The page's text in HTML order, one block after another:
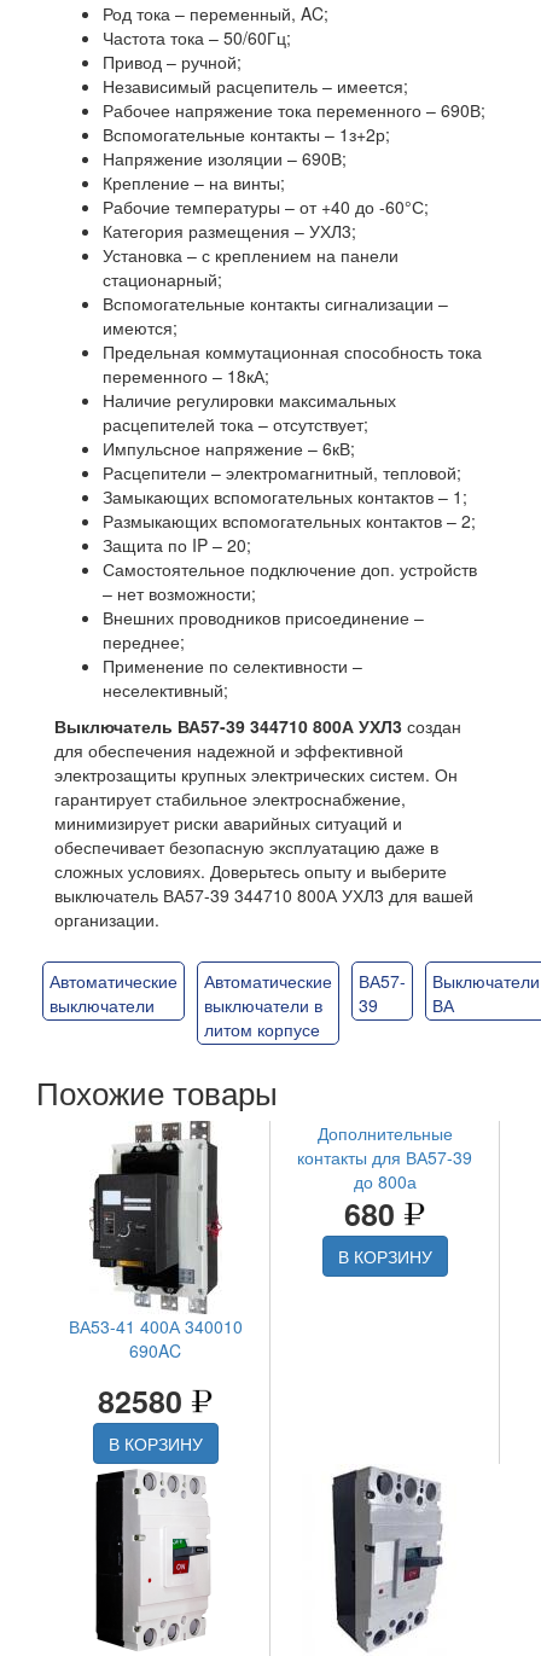
Род тока – переменный, AC;
Частота тока – 50/60Гц;
Привод – ручной;
Независимый расцепитель – имеется;
Рабочее напряжение тока переменного – 690В;
Вспомогательные контакты – 1з+2р;
Напряжение изоляции – 690В;
Крепление – на винты;
Рабочие температуры – от +40 до -60°С;
Категория размещения – УХЛ3;
Установка – с креплением на панели
стационарный;
Вспомогательные контакты сигнализации –
имеются;
Предельная коммутационная способность тока
переменного – 18кА;
Наличие регулировки максимальных
расцепителей тока – отсутствует;
Импульсное напряжение – 6кВ;
Расцепители – электромагнитный, тепловой;
Замыкающих вспомогательных контактов – 1;
Размыкающих вспомогательных контактов – 2;
Защита по IP – 20;
Самостоятельное подключение доп. устройств
– нет возможности;
Внешних проводников присоединение –
переднее;
Применение по селективности –
неселективный;
Выключатель ВА57-39 344710 800А УХЛ3 создан
для обеспечения надежной и эффективной
электрозащиты крупных электрических систем. Он
гарантирует стабильное электроснабжение,
минимизирует риски аварийных ситуаций и
обеспечивает безопасную эксплуатацию даже в
сложных условиях. Доверьтесь опыту и выберите
выключатель ВА57-39 344710 800А УХЛ3 для вашей
организации.
Автоматические
выключатели
Автоматические
выключатели в
литом корпусе
ВА57-
39
Выключатели
ВА
Похожие товары
ВА53-41 400А 340010
690AC
82580
В КОРЗИНУ
Дополнительные
контакты для ВА57-39
до 800а
680
В КОРЗИНУ